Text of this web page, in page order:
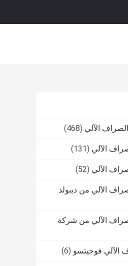
الآلي (468)
الآلي (131)
الآلي (52)
الآلي من ديبولد
الآلي من شركة
الآلي فوجيتسو (6)